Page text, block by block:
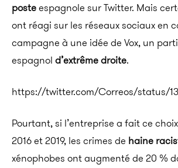
posteespagnole sur Twitter. Mais
ont réagi sur les réseaux sociaux en
campagne à une idée de Vox, un
espagnol d’extrême droite.
https://twitter.com/Correos/status/
Pourtant, si l’entreprise a fait ce
2016 et 2019, les crimes de haine
xénophobes ont augmenté de 20 %